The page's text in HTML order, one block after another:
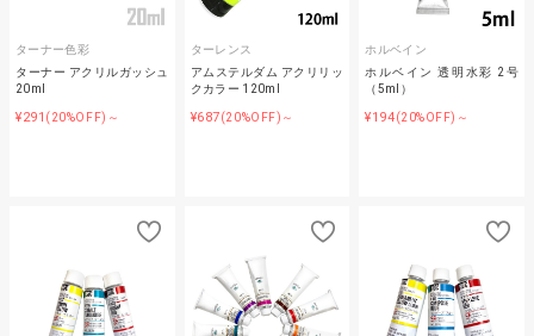
ターナー色彩
ターナー アクリルガッシュ
20ml
¥291 (20%OFF)～
ターレンス
アムステルダム アクリリッ
クカラー 120ml
¥687(20%OFF)～
ホルベイン
ホルベイン 透明水彩 2号
（5ml）
¥194(20%OFF)～